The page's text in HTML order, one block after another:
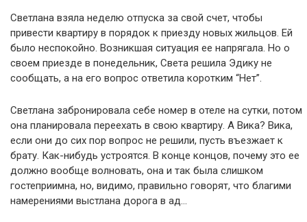
Светлана взяла неделю отпуска за свой счет, чтобы
привести квартиру в порядок к приезду новых жильцов. Ей
было неспокойно. Возникшая ситуация ее напрягала. Но о
своем приезде в понедельник, Света решила Эдику не
сообщать, а на его вопрос ответила коротким “Нет”.
Светлана забронировала себе номер в отеле на сутки, потом
она планировала переехать в свою квартиру. А Вика? Вика,
если они до сих пор вопрос не решили, пусть въезжает к
брату. Как-нибудь устроятся. В конце концов, почему это ее
должно вообще волновать, она и так была слишком
гостеприимна, но, видимо, правильно говорят, что благими
намерениями выстлана дорога в ад…